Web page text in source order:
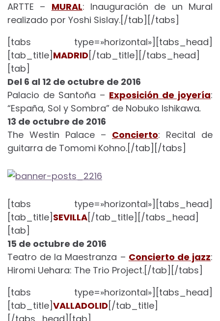
ARTTE – MURAL: Inauguración de un Mural
realizado por Yoshi Sislay.[/tab][/tabs]
[tabs type=»horizontal»][tabs_head]
[tab_title] MADRID [/tab_title][/tabs_head]
[tab]
Del 6 al 12 de octubre de 2016
Palacio de Santoña – Exposición de joyería:
“España, Sol y Sombra” de Nobuko Ishikawa.
13 de octubre de 2016
The Westin Palace – Concierto: Recital de
guitarra de Tomomi Kohno.[/tab][/tabs]
[tabs type=»horizontal»][tabs_head]
[tab_title] SEVILLA[/tab_title][/tabs_head]
[tab]
15 de octubre de 2016
Teatro de la Maestranza – Concierto de jazz:
Hiromi Uehara: The Trio Project.[/tab][/tabs]
[tabs type=»horizontal»][tabs_head]
[tab_title]VALLADOLID [/tab_title]